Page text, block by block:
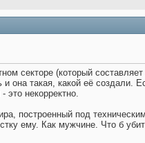
секторе (который
и она такая, какой её создали.
это некорректно.
построенный под
ему. Как мужчине. Что б